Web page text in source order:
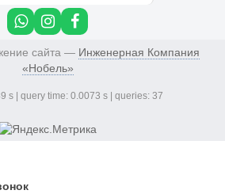
сайта — Инженерная Компания
«Нобель»
s | query time: 0.0073 s | queries: 37